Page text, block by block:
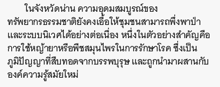
ในจังหวัดน่าน ความอุดมสมบูรณ์ของ
ทรัพยากรธรรมชาติยังคงเอื้อให้ชุมชนสามารถพึ่งพาป่า
และระบบนิเวศได้อย่างต่อเนื่อง หนึ่งในตัวอย่างสำคัญคือ
การใช้หญ้ายาหรือพืชสมุนไพรในการรักษาโรค ซึ่งเป็น
ภูมิปัญญาที่สืบทอดจากบรรพบุรุษ และถูกนำมาผสานกับ
องค์ความรู้สมัยใหม่